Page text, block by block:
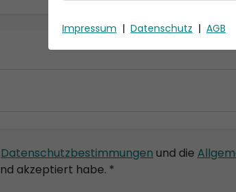
Datenschutzbestimmungen und die
akzeptiert habe. *
Impressum | Datenschutz | AGB